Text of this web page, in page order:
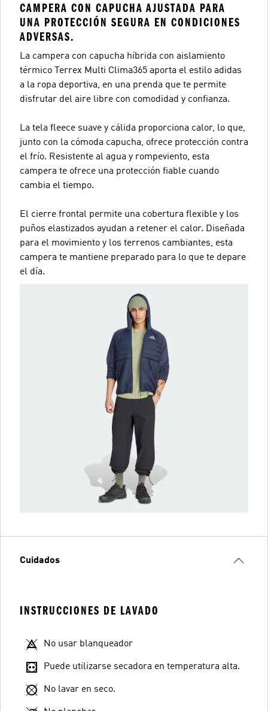
CAMPERA CON CAPUCHA AJUSTADA PARA
UNA PROTECCIÓN SEGURA EN CONDICIONES
ADVERSAS.
La campera con capucha híbrida con aislamiento
térmico Terrex Multi Clima365 aporta el estilo adidas
a la ropa deportiva, en una prenda que te permite
disfrutar del aire libre con comodidad y confianza.
La tela fleece suave y cálida proporciona calor, lo que,
junto con la cómoda capucha, ofrece protección contra
el frío. Resistente al agua y rompeviento, esta
campera te ofrece una protección fiable cuando
cambia el tiempo.
El cierre frontal permite una cobertura flexible y los
puños elastizados ayudan a retener el calor. Diseñada
para el movimiento y los terrenos cambiantes, esta
campera te mantiene preparado para lo que te depare
el día.
Cuidados
INSTRUCCIONES DE LAVADO
No usar blanqueador
Puede utilizarse secadora en temperatura alta.
No lavar en seco.